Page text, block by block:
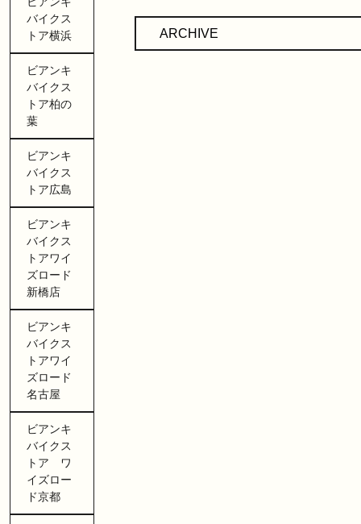
バイクス
トア横浜
ビアンキ
バイクス
トア柏の
葉
ビアンキ
バイクス
トア広島
ビアンキ
バイクス
トアワイ
ズロード
新橋店
ビアンキ
バイクス
トアワイ
ズロード
名古屋
ビアンキ
バイクス
トア ワ
イズロー
ド京都